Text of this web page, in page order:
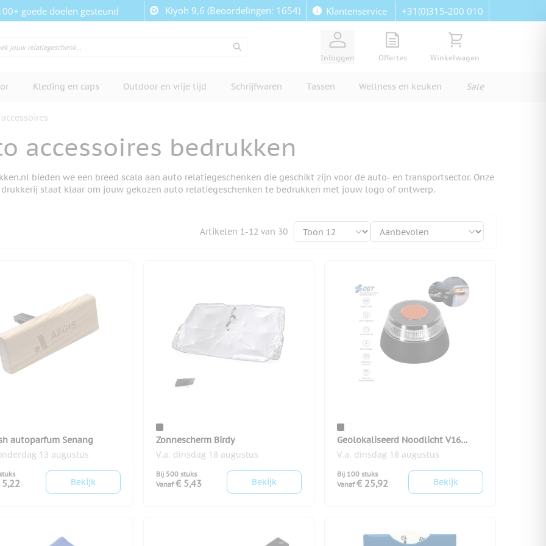
goede doelen gesteund Kiyoh 9,6 (Beoordelingen: 1654) Klantenservice +31(0)315-200 010
Inloggen
View quote, Quote is empty
Offertes
Bekijk winkelwagen,
Winkelwagen
Kleding en caps Outdoor en vrije tijd Schrijfwaren Tassen Wellness en keuken Sale
accessoires bedrukken
bieden we een breed scala aan auto relatiegeschenken die geschikt zijn voor de auto- en transportsector. Onze
drukkerij staat klaar om jouw gekozen auto relatiegeschenken te bedrukken met jouw logo of ontwerp.
Artikelen 1-12 van 30
autoparfum Senang
13 augustus
Bekijk
Zonnescherm Birdy
V.a. dinsdag 18 augustus
Bij 500 stuks
Vanaf € 5,43 Bekijk
Geolokaliseerd Noodlicht V16
Kershaw
V.a. dinsdag 18 augustus
Bij 100 stuks
Vanaf € 25,92 Bekijk